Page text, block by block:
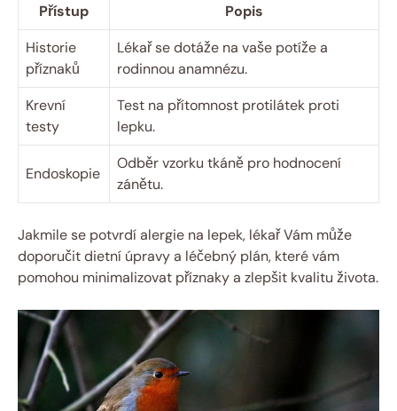
Přístup
Popis
Historie
příznaků
Lékař se dotáže na vaše potíže a
rodinnou anamnézu.
Krevní
testy
Test na přítomnost protilátek proti
lepku.
Endoskopie
Odběr vzorku tkáně pro hodnocení
zánětu.
Jakmile se potvrdí alergie na lepek, lékař Vám může
doporučit dietní úpravy a léčebný plán, které vám
pomohou minimalizovat příznaky a zlepšit kvalitu života.